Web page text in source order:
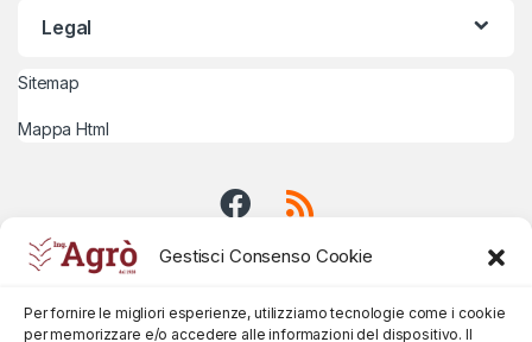
Gestisci Consenso Cookie
Per fornire le migliori esperienze, utilizziamo tecnologie come i cookie
per memorizzare e/o accedere alle informazioni del dispositivo. Il
Legal
Sitemap
Mappa Html